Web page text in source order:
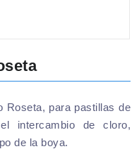
Roseta, para pastillas de
intercambio de cloro,
de la boya.